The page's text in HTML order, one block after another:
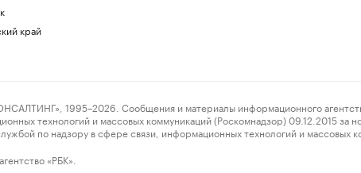
край
1995–2026. Сообщения и материалы информационного
технологий и массовых коммуникаций (Роскомнадзор) 09.12.2015
по надзору в сфере связи, информационных технологий и
«РБК».